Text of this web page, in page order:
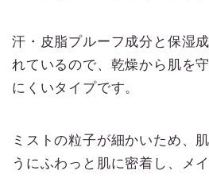
汗・皮脂プルーフ成分と保湿
れているので、乾燥から肌を
にくいタイプです。
ミストの粒子が細かいため、
うにふわっと肌に密着し、メ